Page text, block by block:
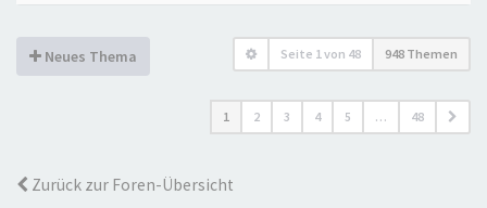
Neues Thema Seite 1von 48 948 Themen
1 2 3 4 5 … 48
Zurück zur Foren-Übersicht